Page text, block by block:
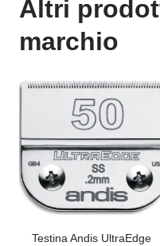
Altri
marchio
Testina Andis UltraEdge